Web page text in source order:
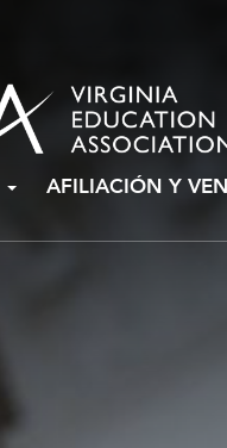
AFILIACIÓN Y